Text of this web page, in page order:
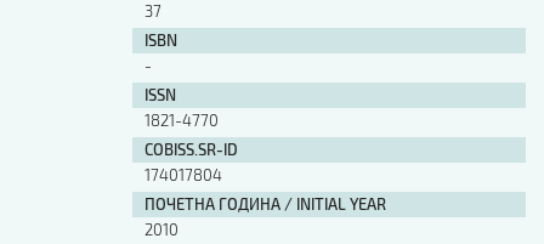
37
ISBN
-
ISSN
1821-4770
COBISS.SR-ID
174017804
ПОЧЕТНА ГОДИНА / INITIAL YEAR
2010